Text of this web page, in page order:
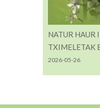
NATUR HAUR
TXIMELETAK
2026-05-26